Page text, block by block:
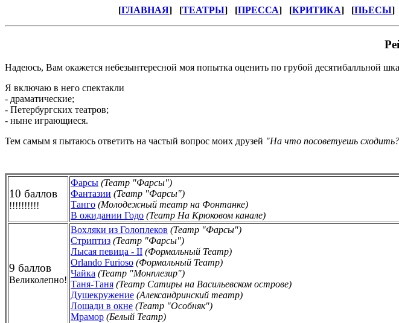
[ГЛАВНАЯ] [ТЕАТРЫ] [ПРЕССА] [КРИТИКА] [ПЬЕСЫ]
Надеюсь, Вам окажется небезынтересной моя попытка оценить по грубой десятибалльной
Я включаю в него спектакли
- драматические;
- Петербургских театров;
- ныне играющиеся.
Тем самым я пытаюсь ответить на частый вопрос моих друзей "На что посоветуешь
10 баллов
!!!!!!!!!!
Фарсы (Театр "Фарсы")
Фантазии (Театр "Фарсы")
Танго (Молодежный театр на Фонтанке)
В ожидании Годо (Театр На Крюковом канале)
9 баллов
Великолепно!
Вохляки из Голоплеков (Театр "Фарсы")
Стриптиз (Театр "Фарсы")
Лысая певица - II (Формальный Театр)
Orlando Furioso (Формальный Театр)
Чайка (Театр "Монплезир")
Таня-Таня (Театр Сатиры на Васильевском острове)
Душекружение (Александринский театр)
Лошади в окне (Театр "Особняк")
Мрамор (Белый Театр)